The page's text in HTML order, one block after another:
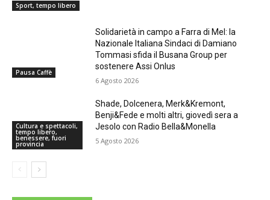
Sport, tempo libero
Pausa Caffè
Solidarietà in campo a Farra di Mel: la
Nazionale Italiana Sindaci di Damiano
Tommasi sfida il Busana Group per
sostenere Assi Onlus
6 Agosto 2026
Cultura e spettacoli,
tempo libero,
benessere, fuori
provincia
Shade, Dolcenera, Merk&Kremont,
Benji&Fede e molti altri, giovedì sera a
Jesolo con Radio Bella&Monella
5 Agosto 2026